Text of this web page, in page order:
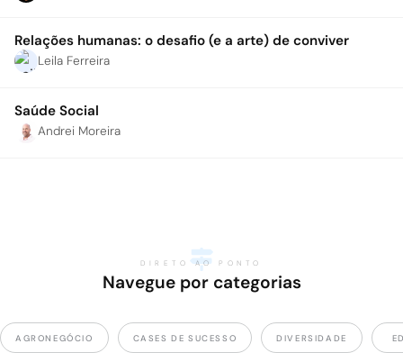
Relações humanas: o desafio (e a arte) de conviver
Leila Ferreira
Saúde Social
Andrei Moreira
DIRETO AO PONTO
Navegue por categorias
AGRONEGÓCIO CASES DE SUCESSO DIVERSIDADE